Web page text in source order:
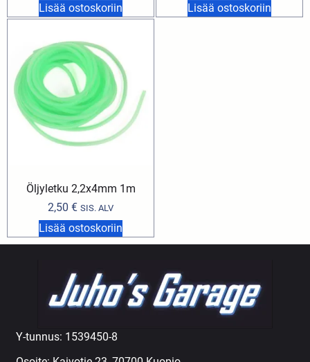
Lisää ostoskoriin Lisää ostoskoriin
Öljyletku 2,2x4mm 1m
2,50 € SIS. ALV
Lisää ostoskoriin
Y-tunnus: 1539450-8